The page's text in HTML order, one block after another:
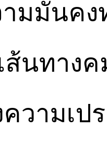
มมั่นคง
ส้นทาง
วามเป